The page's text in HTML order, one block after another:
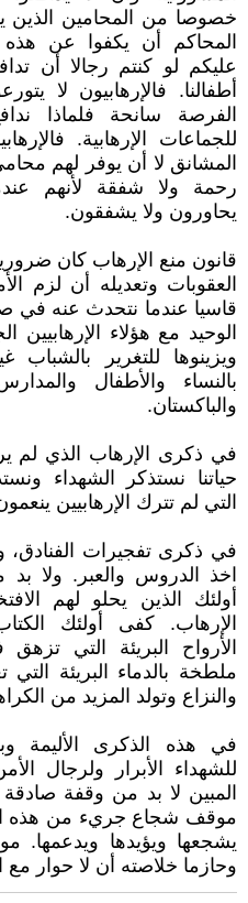
خصوصا من المحامين الذين
المحاكم أن يكفوا عن هذه
عليكم لو كنتم رجالا أن
أطفالنا. فالإرهابيون لا
الفرصة سانحة فلماذا
للجماعات الإرهابية.
المشانق لا أن يوفر لهم
رحمة ولا شفقة لأنهم
يحاورون ولا يشفقون.
قانون منع الإرهاب كان
العقوبات وتعديله أن لزم
قاسيا عندما نتحدث عنه في
الوحيد مع هؤلاء الإرهابيين
ويزينوها للتغرير
بالنساء والأطفال
والباكستان.
في ذكرى الإرهاب الذي لم
حياتنا نستذكر الشهداء
التي لم تترك الإرهابيين
في ذكرى تفجيرات الفنادق،
اخذ الدروس والعبر. ولا
أولئك الذين يحلو لهم
الإرهاب. كفى أولئك
الأرواح البريئة التي
ملطخة بالدماء البريئة
والنزاع وتولد المزيد من
في هذه الذكرى الأليمة
للشهداء الأبرار ولرجال
المبين لا بد من وقفة
موقف شجاع جريء من هذه
يشجعها ويؤيدها ويدعمها.
وحازما خلاصته أن لا حوار مع